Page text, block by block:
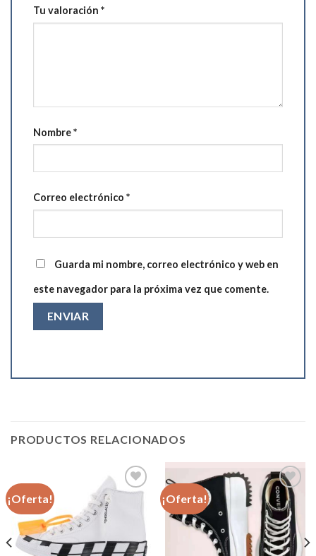
Tu valoración *
Nombre*
Correo electrónico *
Guarda mi nombre, correo electrónico y web en
este navegador para la próxima vez que comente.
PRODUCTOS RELACIONADOS
¡Oferta!
lista de
deseos
¡Oferta!
Añadir
a la
lista de
deseos